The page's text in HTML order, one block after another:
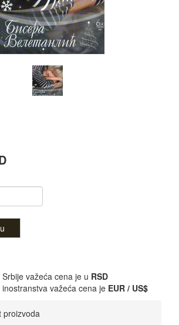
važeća cena je u RSD
važeća cena je EUR / US$
proizvoda